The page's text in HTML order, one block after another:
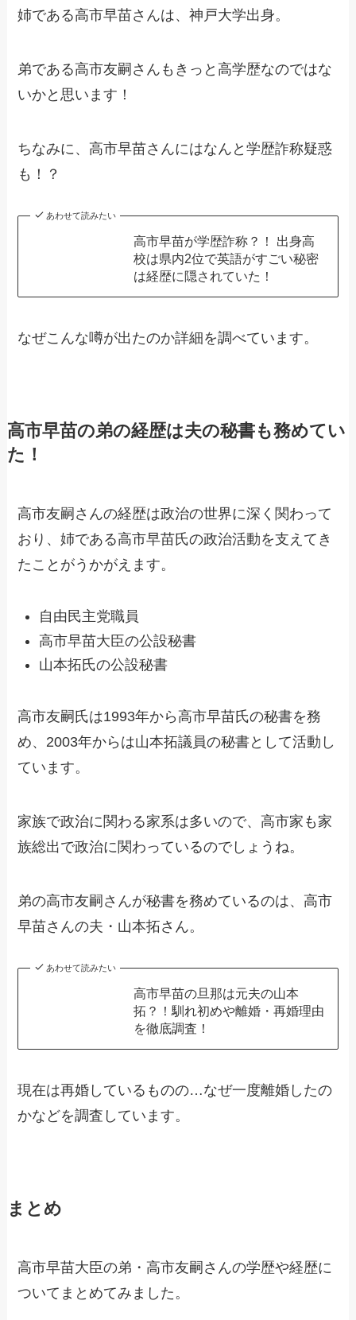
姉である高市早苗さんは、神戸大学出身。
弟である高市友嗣さんもきっと高学歴なのではな
いかと思います！
ちなみに、高市早苗さんにはなんと学歴詐称疑惑
も！？
あわせて読みたい
高市早苗が学歴詐称？！ 出身高
校は県内2位で英語がすごい秘密
は経歴に隠されていた！
なぜこんな噂が出たのか詳細を調べています。
高市早苗の弟の経歴は夫の秘書も務めてい
た！
高市友嗣さんの経歴は政治の世界に深く関わって
おり、姉である高市早苗氏の政治活動を支えてき
たことがうかがえます。
自由民主党職員
高市早苗大臣の公設秘書
山本拓氏の公設秘書
高市友嗣氏は1993年から高市早苗氏の秘書を務
め、2003年からは山本拓議員の秘書として活動し
ています。
家族で政治に関わる家系は多いので、高市家も家
族総出で政治に関わっているのでしょうね。
弟の高市友嗣さんが秘書を務めているのは、高市
早苗さんの夫・山本拓さん。
あわせて読みたい
高市早苗の旦那は元夫の山本
拓？！馴れ初めや離婚・再婚理由
を徹底調査！
現在は再婚しているものの…なぜ一度離婚したの
かなどを調査しています。
まとめ
高市早苗大臣の弟・高市友嗣さんの学歴や経歴に
ついてまとめてみました。